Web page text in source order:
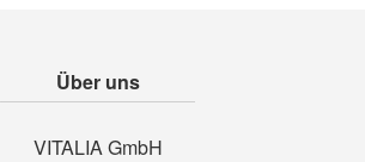
Über uns
VITALIA GmbH